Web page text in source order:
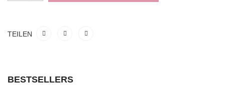
TEILEN
BESTSELLERS